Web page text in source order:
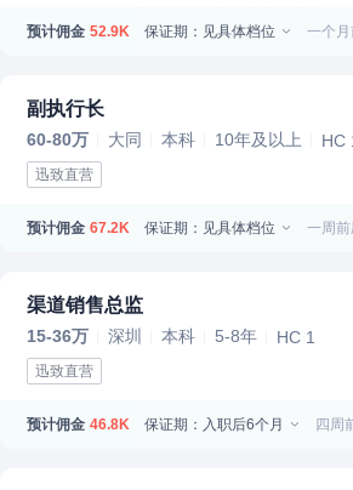
预计佣金 52.9K 保证期：见具体档位 一个
副执行长
60-80万 大同 本科 10年及以上 HC
迅致直营
预计佣金 67.2K 保证期：见具体档位 一周
渠道销售总监
15-36万 深圳 本科 5-8年 HC 1
迅致直营
预计佣金 46.8K 保证期：入职后6个月 四周